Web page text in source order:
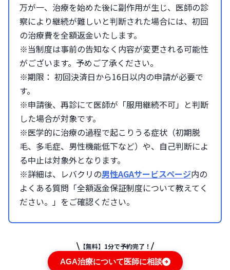
万が一、治療を始めた後に副作用が生じ、医師の診
察により継続が難しいと判断された場合には、初回
の治療費を全額返金いたします。
※当制度は事前の告知なく内容が変更される可能性
がございます。予めご了承ください。
※期限： 初回決済日から16日以内の申請が必要で
す。
※申請後、再診にて医師が「服用継続不可」と判断
した場合が対象です。
※医学的に治療の過程で起こりうる症状（初期脱
毛、多毛症、男性機能低下など）や、自己判断によ
る中止は対象外となります。
※詳細は、レバクリの男性AGAサービスページ内の
よくある質問「全額返金保証制度について教えてく
ださい。」をご確認ください。
【無料】1分で予約完了！
AGA治療について医師に相談